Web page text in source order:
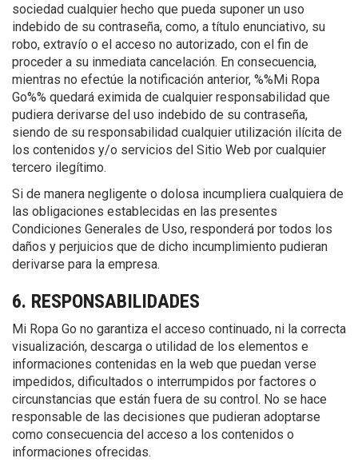
sociedad cualquier hecho que pueda suponer un uso
indebido de su contraseña, como, a título enunciativo, su
robo, extravío o el acceso no autorizado, con el fin de
proceder a su inmediata cancelación. En consecuencia,
mientras no efectúe la notificación anterior, %%Mi Ropa
Go%% quedará eximida de cualquier responsabilidad que
pudiera derivarse del uso indebido de su contraseña,
siendo de su responsabilidad cualquier utilización ilícita de
los contenidos y/o servicios del Sitio Web por cualquier
tercero ilegítimo.
Si de manera negligente o dolosa incumpliera cualquiera de
las obligaciones establecidas en las presentes
Condiciones Generales de Uso, responderá por todos los
daños y perjuicios que de dicho incumplimiento pudieran
derivarse para la empresa.
6. RESPONSABILIDADES
Mi Ropa Go no garantiza el acceso continuado, ni la correcta
visualización, descarga o utilidad de los elementos e
informaciones contenidas en la web que puedan verse
impedidos, dificultados o interrumpidos por factores o
circunstancias que están fuera de su control. No se hace
responsable de las decisiones que pudieran adoptarse
como consecuencia del acceso a los contenidos o
informaciones ofrecidas.